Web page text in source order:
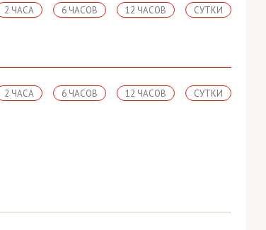
СУТКИ
12 ЧАСОВ
6 ЧАСОВ
2 ЧАСА
СУТКИ
12 ЧАСОВ
6 ЧАСОВ
2 ЧАСА